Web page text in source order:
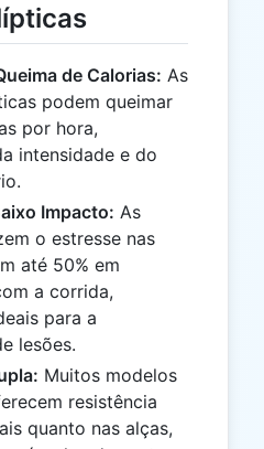
de Calorias: As
podem queimar
por hora,
intensidade e do
Impacto: As
o estresse nas
até 50% em
a corrida,
para a
lesões.
Muitos modelos
resistência
quanto nas alças,